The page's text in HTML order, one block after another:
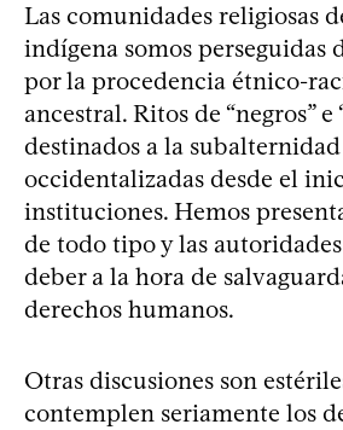
Las comunidades religiosas
indígena somos perseguidas
por la procedencia étnico-
ancestral. Ritos de “negros” e
destinados a la
occidentalizadas desde el
instituciones. Hemos
de todo tipo y las
deber a la hora de
derechos humanos.
Otras discusiones son
contemplen seriamente los